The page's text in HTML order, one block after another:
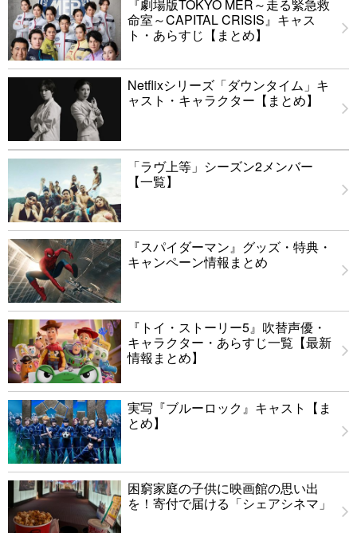
『劇場版TOKYO MER～走る緊急救
命室～CAPITAL CRISIS』キャス
ト・あらすじ【まとめ】
Netflixシリーズ「ダウンタイム」キ
ャスト・キャラクター【まとめ】
「ラヴ上等」シーズン2メンバー
【一覧】
『スパイダーマン』グッズ・特典・
キャンペーン情報まとめ
『トイ・ストーリー5』吹替声優・
キャラクター・あらすじ一覧【最新
情報まとめ】
実写『ブルーロック』キャスト【ま
とめ】
困窮家庭の子供に映画館の思い出
を！寄付で届ける「シェアシネマ」